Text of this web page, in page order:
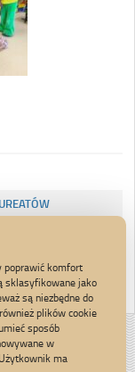
WYZWANIOM
w ramach
poprawić komfort
sklasyfikowane jako
są niezbędne do
plików cookie
sposób
w
ma